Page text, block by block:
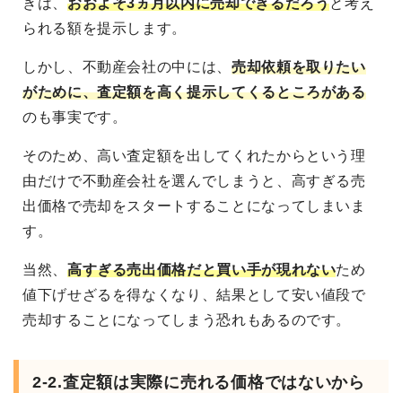
きは、 おおよそ3ヵ月以内に売却できるだろうと考え
られる額を提示します。
しかし、不動産会社の中には、 売却依頼を取りたい
がために、査定額を高く提示してくるところがある
のも事実です。
そのため、高い査定額を出してくれたからという理
由だけで不動産会社を選んでしまうと、高すぎる売
出価格で売却をスタートすることになってしまいま
す。
当然、 高すぎる売出価格だと買い手が現れないため
値下げせざるを得なくなり、結果として安い値段で
売却することになってしまう恐れもあるのです。
2-2.査定額は実際に売れる価格ではないから